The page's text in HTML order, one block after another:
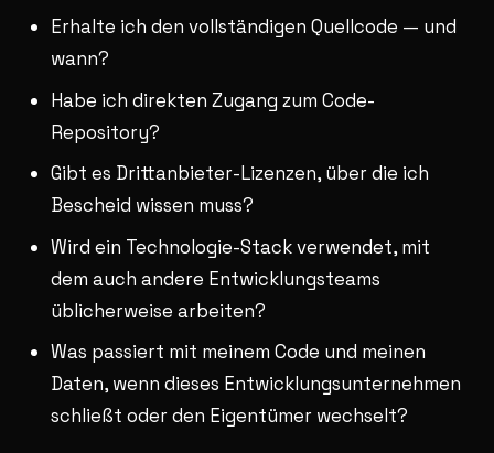
Erhalte ich den vollständigen Quellcode — und
wann?
Habe ich direkten Zugang zum Code-
Repository?
Gibt es Drittanbieter-Lizenzen, über die ich
Bescheid wissen muss?
Wird ein Technologie-Stack verwendet, mit
dem auch andere Entwicklungsteams
üblicherweise arbeiten?
Was passiert mit meinem Code und meinen
Daten, wenn dieses Entwicklungsunternehmen
schließt oder den Eigentümer wechselt?